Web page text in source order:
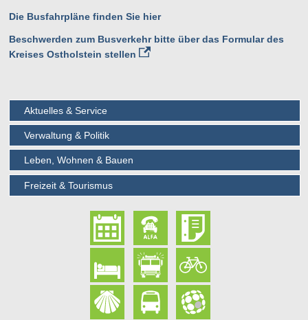
Die Busfahrpläne finden Sie hier
Beschwerden zum Busverkehr bitte über das Formular des
Kreises Ostholstein stellen
Aktuelles & Service
Verwaltung & Politik
Leben, Wohnen & Bauen
Freizeit & Tourismus